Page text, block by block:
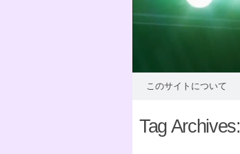
このサイトについて
Tag Archives: